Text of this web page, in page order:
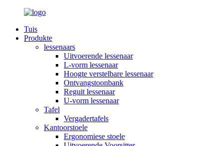
Tuis
Produkte
lessenaars
Uitvoerende lessenaar
L-vorm lessenaar
Hoogte verstelbare lessenaar
Ontvangstoonbank
Reguit lessenaar
U-vorm lessenaar
Tafel
Vergadertafels
Kantoorstoele
Ergonomiese stoele